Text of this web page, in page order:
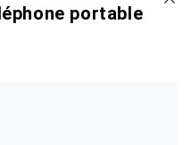
portable